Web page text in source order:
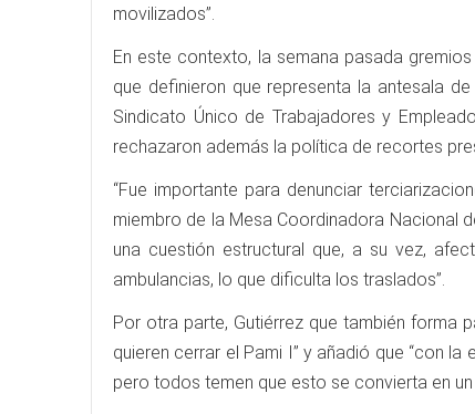
movilizados”.
En este contexto, la semana pasada
que definieron que representa la antesala
Sindicato Único de Trabajadores y
rechazaron además la política de recortes
“Fue importante para denunciar
miembro de la Mesa Coordinadora Nacional
una cuestión estructural que, a su vez,
ambulancias, lo que dificulta los traslados”.
Por otra parte, Gutiérrez que también forma
quieren cerrar el Pami I” y añadió que “con
pero todos temen que esto se convierta en